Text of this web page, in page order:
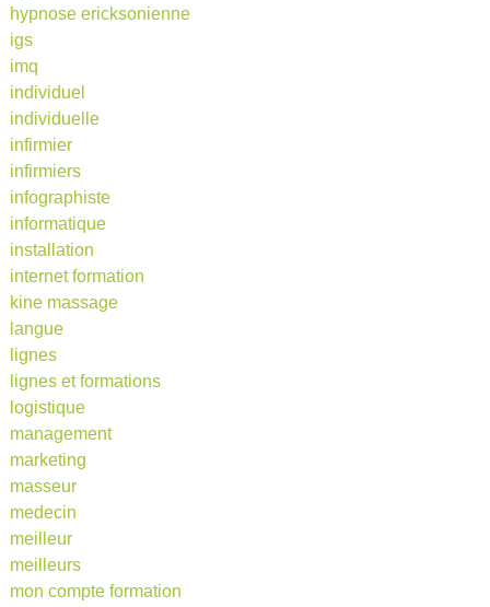
hypnose ericksonienne
igs
imq
individuel
individuelle
infirmier
infirmiers
infographiste
informatique
installation
internet formation
kine massage
langue
lignes
lignes et formations
logistique
management
marketing
masseur
medecin
meilleur
meilleurs
mon compte formation